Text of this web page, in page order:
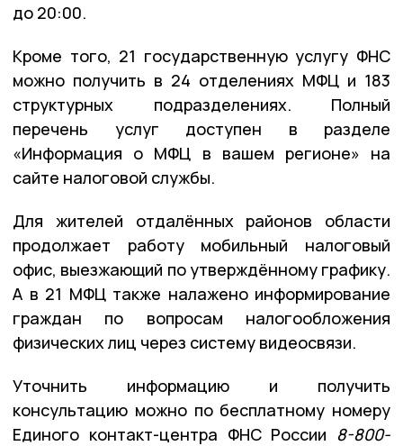
до 20:00.
Кроме того, 21 государственную услугу ФНС
можно получить в 24 отделениях МФЦ и 183
структурных подразделениях. Полный
перечень услуг доступен в разделе
«Информация о МФЦ в вашем регионе» на
сайте налоговой службы.
Для жителей отдалённых районов области
продолжает работу мобильный налоговый
офис, выезжающий по утверждённому графику.
А в 21 МФЦ также налажено информирование
граждан по вопросам налогообложения
физических лиц через систему видеосвязи.
Уточнить информацию и получить
консультацию можно по бесплатному номеру
Единого контакт-центра ФНС России 8-800-